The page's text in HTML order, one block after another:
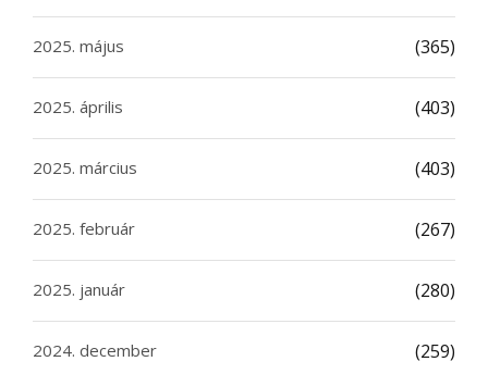
2025. május (365)
2025. április (403)
2025. március (403)
2025. február (267)
2025. január (280)
2024. december (259)